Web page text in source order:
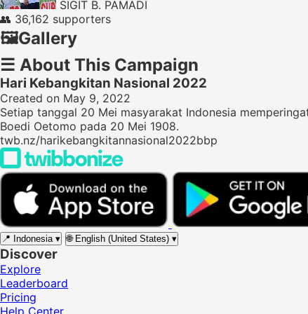
SIGIT B. PAMADI
👥 36,162 supporters
🖼️Gallery
☰ About This Campaign
Hari Kebangkitan Nasional 2022
Created on May 9, 2022
Setiap tanggal 20 Mei masyarakat Indonesia
Boedi Oetomo pada 20 Mei 1908.
twb.nz/harikebangkitannasional2022bbp
📍 Indonesia ▾ 🌐 English (United States) ▾
Discover
Explore
Leaderboard
Pricing
Help Center